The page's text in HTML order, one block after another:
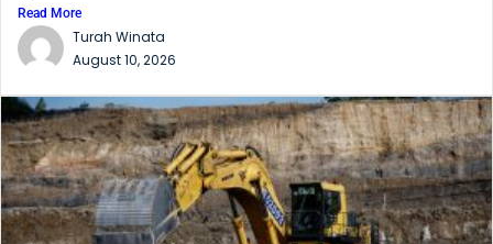
Read More
Turah Winata
August 10, 2026